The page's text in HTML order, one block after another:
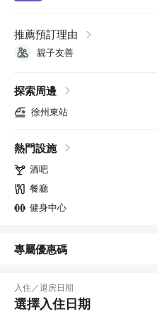
推薦預訂理由
親子友善
探索周邊
徐州東站
熱門設施
酒吧
餐廳
健身中心
專屬優惠碼
入住／退房日期
選擇入住日期